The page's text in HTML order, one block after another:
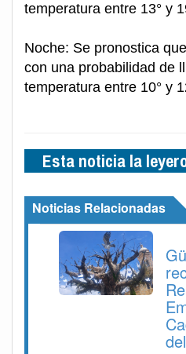
temperatura entre 13° y
Noche: Se pronostica
con una probabilidad de
temperatura entre 10° y
Esta noticia la
Noticias Relacionadas